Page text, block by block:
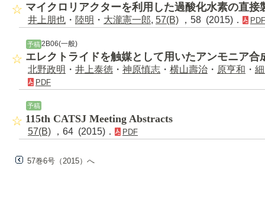
マイクロリアクターを利用した過酸化水素の直
井上朋也 ・ 陸明 ・ 大瀧憲一郎, 57(B) ，58 (2015)． PDF
予稿 2B06(一般)
エレクトライドを触媒として用いたアンモニア合
北野政明 ・ 井上泰徳 ・ 神原慎志 ・ 横山壽治 ・ 原亨和 ・
PDF
予稿
115th CATSJ Meeting Abstracts
57(B) ，64 (2015)． PDF
57巻6号（2015）へ